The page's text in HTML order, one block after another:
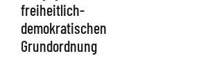
freiheitlich-
demokratischen
Grundordnung